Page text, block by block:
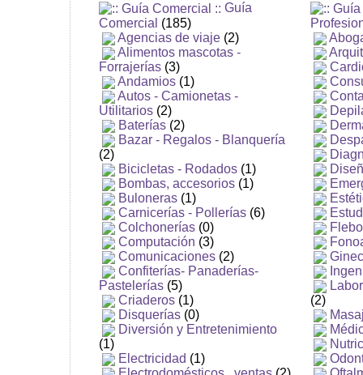
Guía
Comercial (185)
Agencias de viaje (2)
Alimentos mascotas -
Forrajerías (3)
Andamios (1)
Autos - Camionetas -
Utilitarios (2)
Baterías (2)
Bazar - Regalos - Blanquería
(2)
Bicicletas - Rodados (1)
Bombas, accesorios (1)
Buloneras (1)
Carnicerías - Pollerías (6)
Colchonerías (0)
Computación (3)
Comunicaciones (2)
Confiterías- Panaderías-
Pastelerías (5)
Criaderos (1)
Disquerías (0)
Diversión y Entretenimiento
(1)
Electricidad (1)
(2)